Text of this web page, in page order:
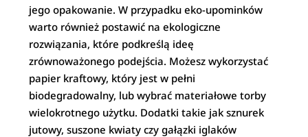
jego opakowanie. W przypadku eko-upominków
warto również postawić na ekologiczne
rozwiązania, które podkreślą ideę
zrównoważonego podejścia. Możesz wykorzystać
papier kraftowy, który jest w pełni
biodegradowalny, lub wybrać materiałowe torby
wielokrotnego użytku. Dodatki takie jak sznurek
jutowy, suszone kwiaty czy gałązki iglaków